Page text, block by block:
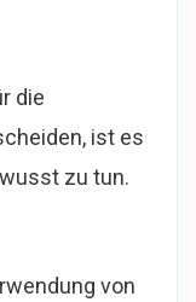
die
ist es
zu tun.
von